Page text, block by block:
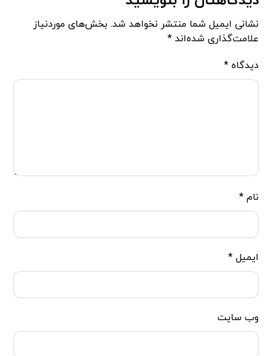
نشانی ایمیل شما منتشر نخواهد شد. بخش‌های موردنیاز
علامت‌گذاری شده‌اند*
دیدگاه*
نام*
ایمیل*
وب‌ سایت